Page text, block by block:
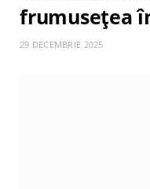
frumusețea
29 DECEMBRIE 2025